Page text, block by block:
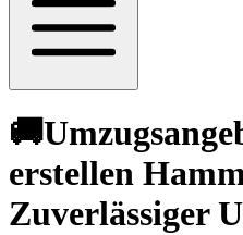
erstellen
Zuverlässiger